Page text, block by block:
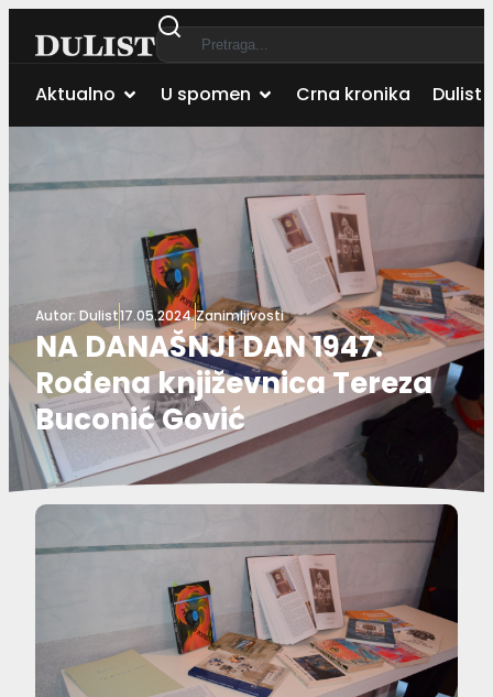
Aktualno U spomen Crna kronika Dulist
Autor: Dulist17.05.2024.Zanimljivosti
NA DANAŠNJI DAN 1947.
Rođena književnica Tereza
Buconić Gović